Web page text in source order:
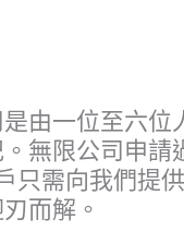
由一位至六位
無限公司申
只需向我們提
而解。